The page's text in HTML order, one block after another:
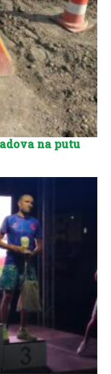
na putu